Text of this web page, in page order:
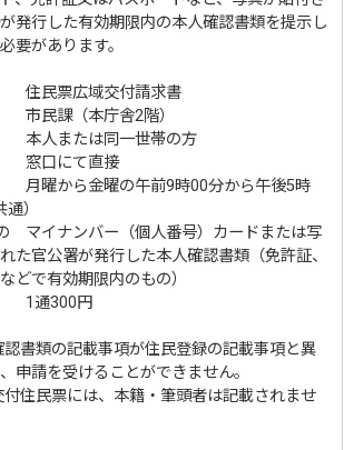
発行した有効期限内の本人確認書類を提示し
要があります。
住民票広域交付請求書
民課（本庁舎2階）
人または同一世帯の方
窓口にて直接
曜から金曜の午前9時00分から午後5時
）
マイナンバー（個人番号）カードまたは写
た官公署が発行した本人確認書類（免許証、
どで有効期限内のもの）
通300円
書類の記載事項が住民登録の記載事項と異
申請を受けることができません。
住民票には、本籍・筆頭者は記載されませ